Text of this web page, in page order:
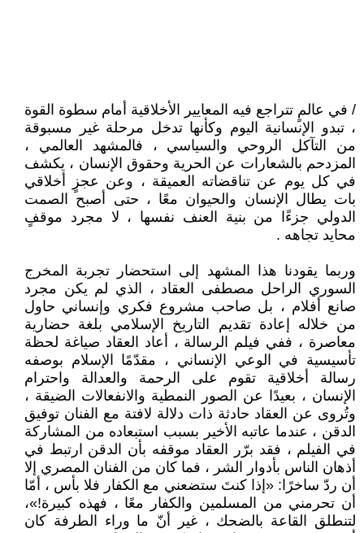
/ في عالمٍ تتراجع فيه المعايير الأخلاقية أمام سطوة القوة
، تبدو الإنسانية اليوم وكأنها تدخل مرحلة غير مسبوقة
من التآكل الروحي والسياسي ، فالمشهد العالمي ،
المزدحم بالشعارات عن الحرية وحقوق الإنسان ، يكشف
في كل يوم عن تناقضاته العميقة ، وعن عجزٍ أخلاقي
بات يطال الإنسان والحيوان معًا ، حتى أصبح الصمت
الدولي جزءًا من بنية العنف نفسها ، لا مجرد موقفٍ
محايد تجاهه .
وربما يقودنا هذا المشهد إلى استحضار تجربة المخرج
السوري الراحل مصطفى العقاد ، الذي لم يكن مجرد
صانع أفلام ، بل صاحب مشروع فكري وإنساني حاول
من خلاله إعادة تقديم التاريخ الإسلامي بلغة حضارية
معاصرة ، ففي فيلم الرسالة ، أعاد العقاد صياغة لحظة
تأسيسية في الوعي الإنساني ، مقدّمًا الإسلام بوصفه
رسالة أخلاقية تقوم على الرحمة والعدالة واحترام
الإنسان ، بعيدًا عن الصور النمطية والانفعالات الضيقة ،
وتُروى عن العقاد حادثة ذات دلالة لافتة مع الفنان توفيق
الدقن ، عندما عاتبه الأخير بسبب استبعاده من المشاركة
في الفيلم ، فقد برّر العقاد موقفه بأن الدقن ارتبط في
أذهان الناس بأدوار الشر ، فما كان من الفنان المصري إلا
أن ردّ ساخرًا: «إذا كنتَ ستضعني مع الكفار فلا بأس ، أمّا
أن تحرمني من المسلمين والكفار معًا ، فهذه كبيرة!»،
لتنطلق القاعة بالضحك ، غير أنّ ما وراء الطرفة كان